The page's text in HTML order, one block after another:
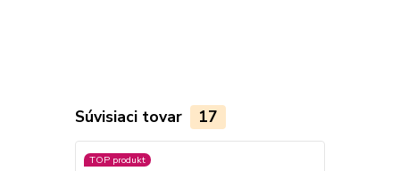
Súvisiaci tovar 17
TOP produkt